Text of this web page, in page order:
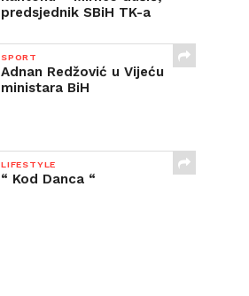
predsjednik SBiH TK-a
SPORT
Adnan Redžović u Vijeću
ministara BiH
LIFESTYLE
“ Kod Danca “